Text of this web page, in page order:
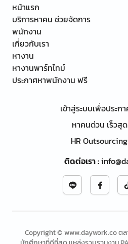
หน้าแรก
บริการหาคน ช่วยจัดการ
พนักงาน
เกี่ยวกับเรา
หางาน
หางานพาร์ทไทม์
ประกาศหาพนักงาน ฟรี
เข้าสู่ระบบเพื่อประก
หาคนด่วน เร็วสุด
HR
ติดต่อเรา:
Copyright © www.daywork.co ตล